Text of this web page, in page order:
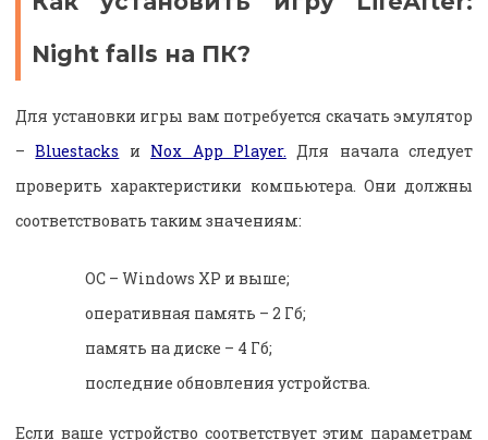
Night falls на ПК?
Для установки игры вам потребуется скачать эмулятор
–Bluestacks и Nox App Player. Для начала следует
проверить характеристики компьютера. Они должны
соответствовать таким значениям:
ОС – Windows XP и выше;
оперативная память – 2 Гб;
память на диске – 4 Гб;
последние обновления устройства.
Если ваше устройство соответствует этим параметрам